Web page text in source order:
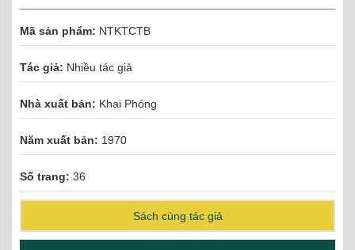
Mã sản phẩm: NTKTCTB
Tác giả: Nhiều tác giả
Nhà xuất bản: Khai Phóng
Năm xuất bản: 1970
Số trang: 36
Sách cùng tác giả